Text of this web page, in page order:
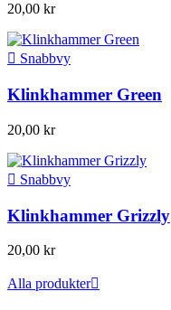
20,00 kr
 Snabbvy
Klinkhammer Green
20,00 kr
 Snabbvy
Klinkhammer Grizzly
20,00 kr
Alla produkter